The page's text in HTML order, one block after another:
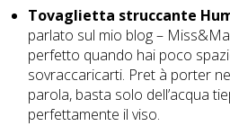
Tovaglietta struccante
parlato sul mio blog –
perfetto quando hai poco
sovraccaricarti. Pret à porter
parola, basta solo dell’acqua
perfettamente il viso.